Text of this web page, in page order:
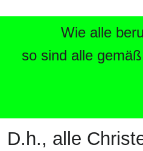
Wie alle
so sind alle
D.h., alle